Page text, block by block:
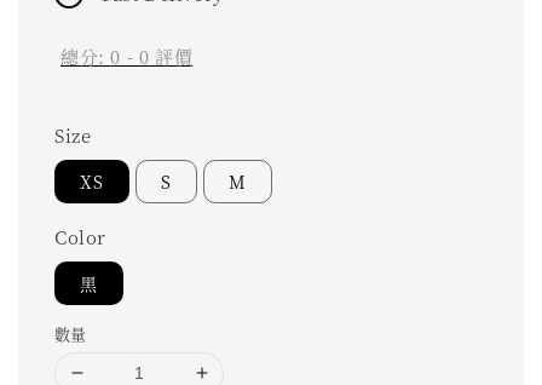
總分:0 - 0 評價
Size
XS S M
Color
黑
數量